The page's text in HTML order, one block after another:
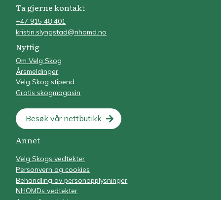
Ta gjerne kontakt
+47 915 48 401
kristin.slyngstad@nhomd.no
Nyttig
Om Velg Skog
Årsmeldinger
Velg Skog stipend
Gratis skogmagasin
Besøk vår nettbutikk
Annet
Velg Skogs vedtekter
Personvern og cookies
Behandling av personopplysninger
NHOMDs vedtekter